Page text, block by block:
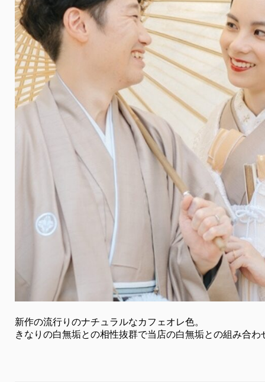
新作の流行りのナチュラルなカフェオレ色。
きなりの白無垢との相性抜群で当店の白無垢との組み合わ